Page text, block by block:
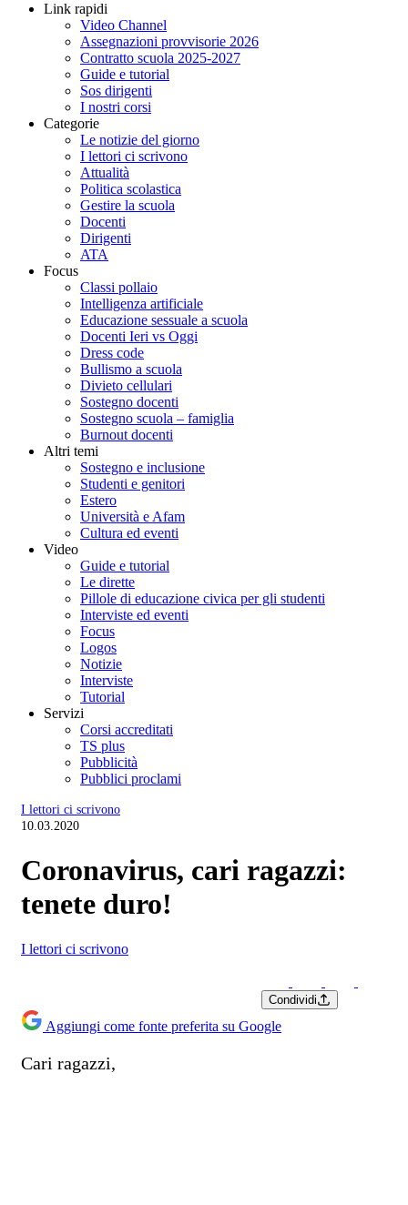
Link rapidi
Video Channel
Assegnazioni provvisorie 2026
Contratto scuola 2025-2027
Guide e tutorial
Sos dirigenti
I nostri corsi
Categorie
Le notizie del giorno
I lettori ci scrivono
Attualità
Politica scolastica
Gestire la scuola
Docenti
Dirigenti
ATA
Focus
Classi pollaio
Intelligenza artificiale
Educazione sessuale a scuola
Docenti Ieri vs Oggi
Dress code
Bullismo a scuola
Divieto cellulari
Sostegno docenti
Sostegno scuola – famiglia
Burnout docenti
Altri temi
Sostegno e inclusione
Studenti e genitori
Estero
Università e Afam
Cultura ed eventi
Video
Guide e tutorial
Le dirette
Pillole di educazione civica per gli studenti
Interviste ed eventi
Focus
Logos
Notizie
Interviste
Tutorial
Servizi
Corsi accreditati
TS plus
Pubblicità
Pubblici proclami
I lettori ci scrivono
10.03.2020
Coronavirus, cari ragazzi:
tenete duro!
I lettori ci scrivono
Condividi
Aggiungi come fonte preferita su Google
Cari ragazzi,